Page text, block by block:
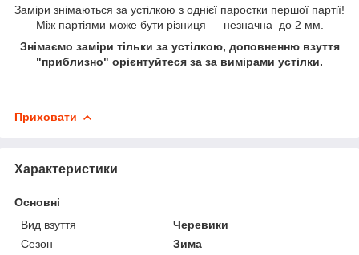
Заміри знімаються за устілкою з однієї паростки першої партії!
Між партіями може бути різниця — незначна до 2 мм.
Знімаємо заміри тільки за устілкою, доповненню взуття
"приблизно" орієнтуйтеся за за вимірами устілки.
Приховати
Характеристики
Основні
Вид взуття
Черевики
Сезон
Зима